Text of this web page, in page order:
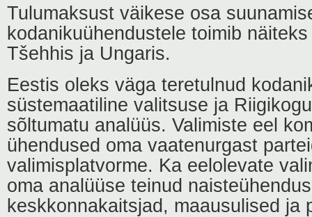
Tulumaksust väikese osa
kodanikuühendustele toimib
Tšehhis ja Ungaris.
Eestis oleks väga teretulnud
süstemaatiline valitsuse ja
sõltumatu analüüs. Valimiste eel
ühendused oma vaatenurgast
valimisplatvorme. Ka eelolevate
oma analüüse teinud
keskkonnakaitsjad, maausulised ja